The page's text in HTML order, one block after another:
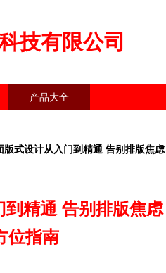
技有限公司
产品大全
版式设计从入门到精通 告别排版焦虑
精通 告别排版焦虑
位指南